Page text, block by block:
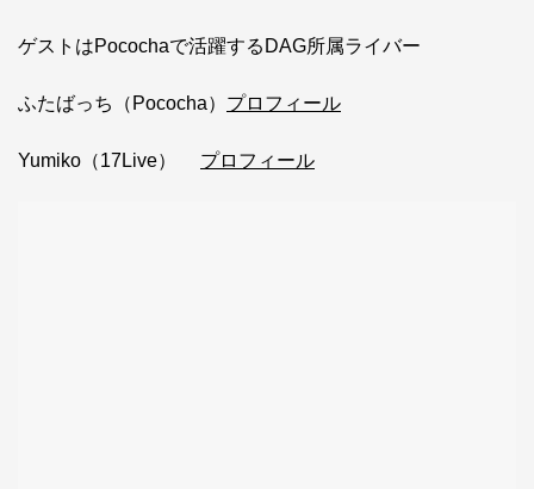
ゲストはPocochaで活躍するDAG所属ライバー
ふたばっち（Pococha） プロフィール
Yumiko（17Live） プロフィール